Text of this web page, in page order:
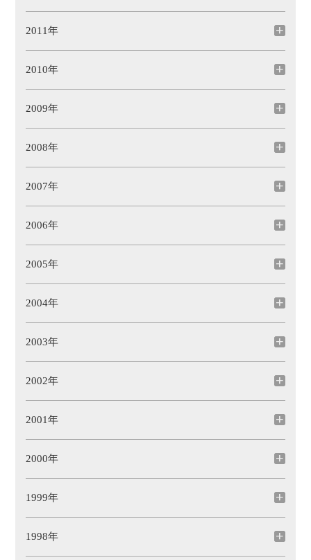
2011年
2010年
2009年
2008年
2007年
2006年
2005年
2004年
2003年
2002年
2001年
2000年
1999年
1998年